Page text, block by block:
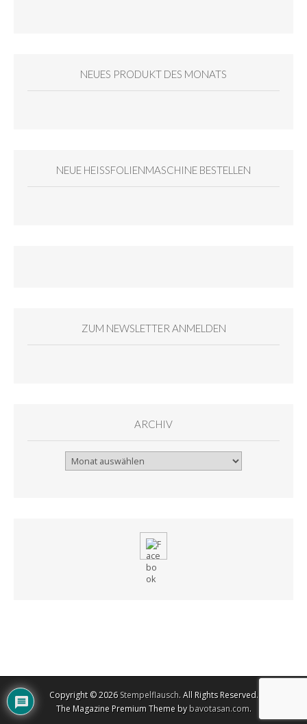
NEUES PRODUKT DES MONATS
NEUE HEISSFOLIENMASCHINE BESTELLEN
ZUM NEWSLETTER ANMELDEN
ARCHIV
Archiv
Copyright © 2026Stempelflausch. All Rights Reserved.
The Magazine Premium Theme bybavotasan.com.